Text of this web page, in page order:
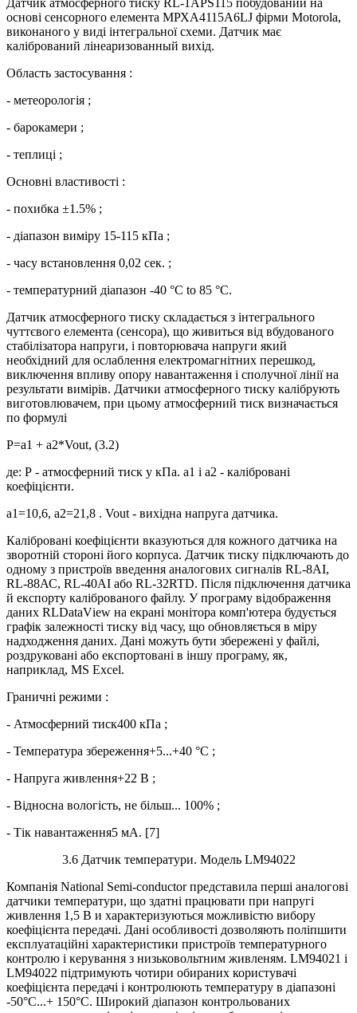
основі сенсорного елемента МРХА4115A6LJ фірми Motorola,
виконаного у виді інтегральної схеми. Датчик має
калібрований лінеаризованный вихід.
Область застосування :
- метеорологія ;
- барокамери ;
- теплиці ;
Основні властивості :
- похибка ±1.5% ;
- діапазон виміру 15-115 кПа ;
- часу встановлення 0,02 сек. ;
- температурний діапазон -40 °С to 85 °С.
Датчик атмосферного тиску складається з інтегрального
чуттєвого елемента (сенсора), що живиться від вбудованого
стабілізатора напруги, і повторювача напруги який
необхідний для ослаблення електромагнітних перешкод,
виключення впливу опору навантаження і сполучної лінії на
результати вимірів. Датчики атмосферного тиску калібрують
виготовлювачем, при цьому атмосферний тиск визначається
по формулі
Р=а1 + a2*Vout, (3.2)
де: Р - атмосферний тиск у кПа. а1 і а2 - калібровані
коефіцієнти.
а1=10,6, а2=21,8 . Vout - вихідна напруга датчика.
Калібровані коефіцієнти вказуються для кожного датчика на
зворотній стороні його корпуса. Датчик тиску підключають до
одному з пристроїв введення аналогових сигналів RL-8AІ,
RL-88АС, RL-40AІ або RL-32RTD. Після підключення датчика
й експорту каліброваного файлу. У програму відображення
даних RLDataVіew на екрані монітора комп'ютера будується
графік залежності тиску від часу, що обновляється в міру
надходження даних. Дані можуть бути збережені у файлі,
роздруковані або експортовані в іншу програму, як,
наприклад, MS Excel.
Граничні режими :
- Атмосферний тиск400 кПа ;
- Температура збереження+5...+40 °С ;
- Напруга живлення+22 В ;
- Відносна вологість, не більш... 100% ;
- Тік навантаження5 мА. [7]
3.6 Датчик температури. Модель LM94022
Компанія Natіonal Semі-conductor представила перші аналогові
датчики температури, що здатні працювати при напругі
живлення 1,5 В и характеризуються можливістю вибору
коефіцієнта передачі. Дані особливості дозволяють поліпшити
експлуатаційні характеристики пристроїв температурного
контролю і керування з низьковольтним живленям. LM94021 і
LM94022 підтримують чотири обираних користувачі
коефіцієнта передачі і контролюють температуру в діапазоні
-50°С...+ 150°С. Широкий діапазон контрольованих